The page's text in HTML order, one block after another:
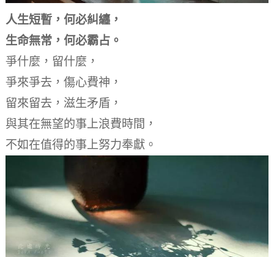
人生短暫，何必糾纏，
生命無常，何必霸占。
爭什麼，留什麼，
爭來爭去，傷心費神，
留來留去，滋生矛盾，
與其在無望的事上浪費時間，
不如在值得的事上努力奉獻。